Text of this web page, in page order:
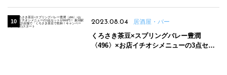
2023.08.04 居酒屋・バー
くろさき茶豆×スプリングバレー豊潤
〈496〉×お店イチオシメニューの3点セッ